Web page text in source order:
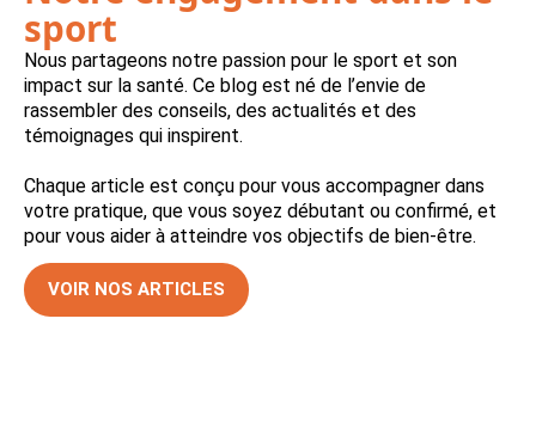
sport
Nous partageons notre passion pour le sport et son
impact sur la santé. Ce blog est né de l’envie de
rassembler des conseils, des actualités et des
témoignages qui inspirent.
Chaque article est conçu pour vous accompagner dans
votre pratique, que vous soyez débutant ou confirmé, et
pour vous aider à atteindre vos objectifs de bien-être.
VOIR NOS ARTICLES